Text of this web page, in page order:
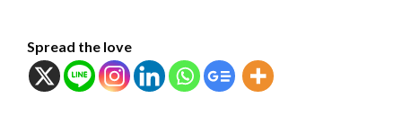
Spread the love